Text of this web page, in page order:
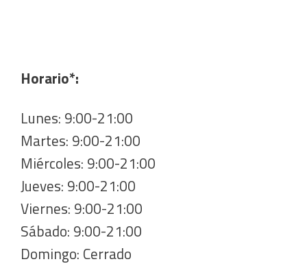
Horario*:
Lunes: 9:00-21:00
Martes: 9:00-21:00
Miércoles: 9:00-21:00
Jueves: 9:00-21:00
Viernes: 9:00-21:00
Sábado: 9:00-21:00
Domingo: Cerrado